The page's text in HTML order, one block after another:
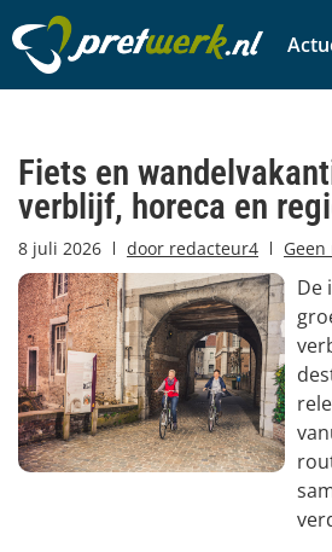
Fiets en
verblijf, horeca en
8 juli 2026 door redacteur4
De